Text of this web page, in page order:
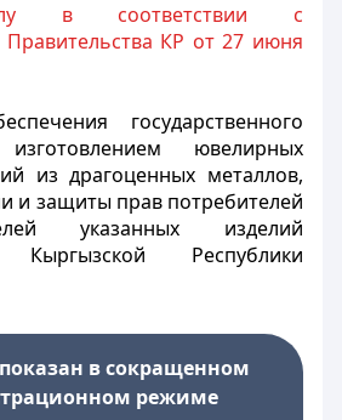
в соответствии с
Правительства КР от 27 июня
государственного
ювелирных
из драгоценных металлов,
и защиты прав потребителей
указанных изделий
Кыргызской Республики
в сокращенном
режиме